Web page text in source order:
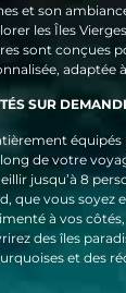
et son
les Îles
sont conçues
adaptée
SUR
de votre
jusqu’à 8
que vous soyez
à vos
des îles
et des